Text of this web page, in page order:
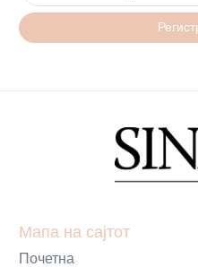
Мапа на сајтот
Почетна